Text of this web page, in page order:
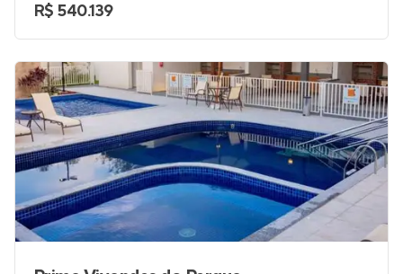
R$ 540.139